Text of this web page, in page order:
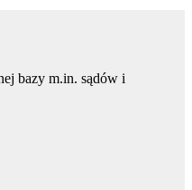
bazy m.in. sądów i